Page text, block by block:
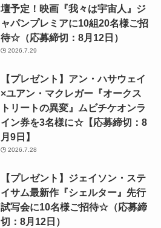
壇予定！映画『我々は宇宙人』ジ
ャパンプレミアに10組20名様ご招
待☆（応募締切：8月12日）
2026.7.29
【プレゼント】アン・ハサウェイ
×ユアン・マクレガー『オークス
トリートの異変』ムビチケオンラ
イン券を3名様に☆【応募締切：8
月9日】
2026.7.28
【プレゼント】ジェイソン・ステ
イサム最新作『シェルター』先行
試写会に10名様ご招待☆（応募締
切：8月12日）